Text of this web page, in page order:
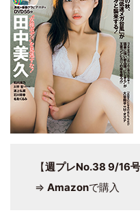
【週プレNo.38 9/16
⇒ Amazonで購入